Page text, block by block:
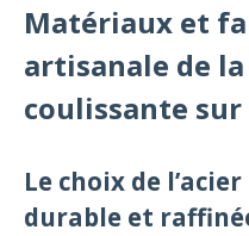
Matériaux et
artisanale de
coulissante sur
Le choix de
durable et